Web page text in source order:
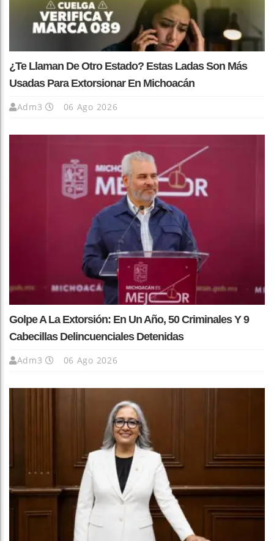
¿Te Llaman De Otro Estado? Estas Ladas Son Más
Usadas Para Extorsionar En Michoacán
Adm3 06 Ago 2026
Golpe A La Extorsión: En Un Año, 50 Criminales Y 9
Cabecillas Delincuenciales Detenidas
Adm3 06 Ago 2026